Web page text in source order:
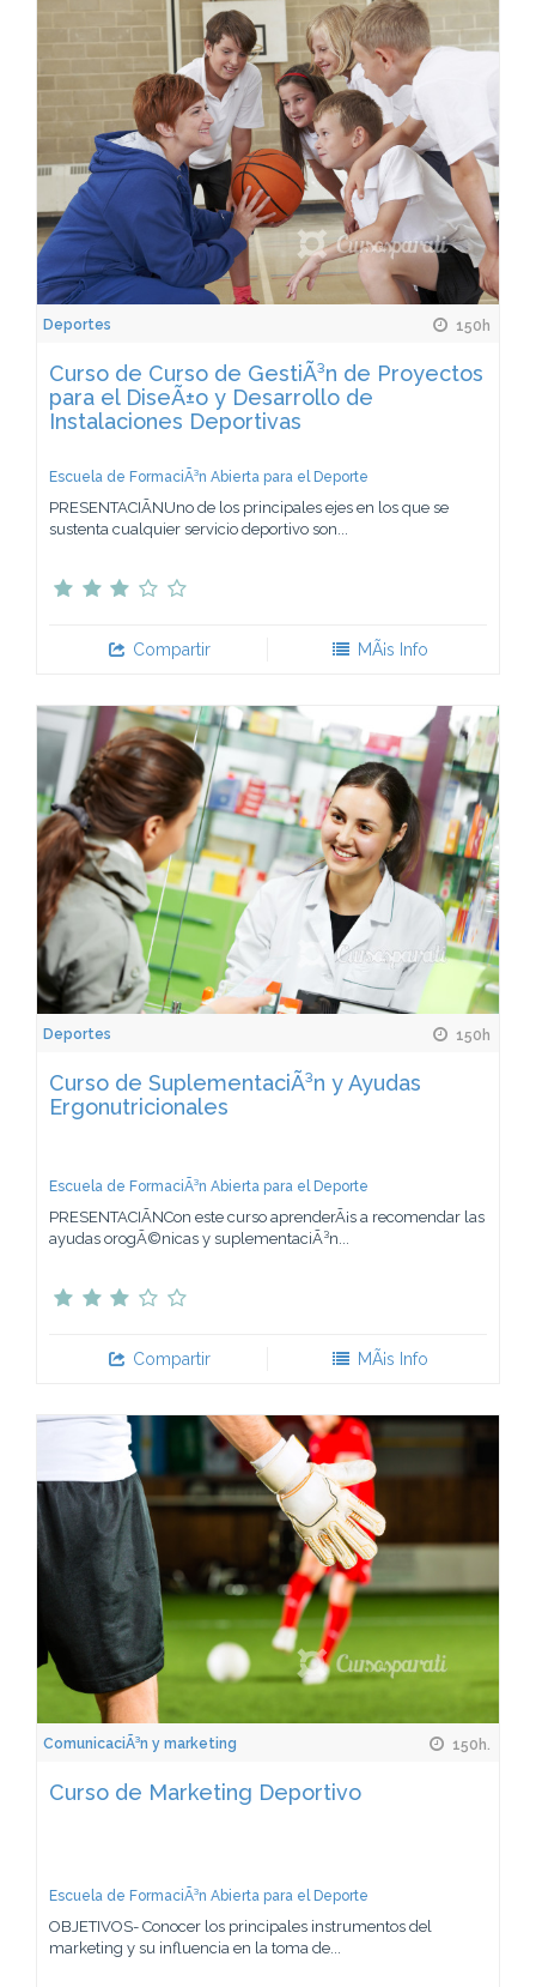
Deportes 150h
Curso de Curso de GestiÃ³n de Proyectos
para el DiseÃ±o y Desarrollo de
Instalaciones Deportivas
Escuela de FormaciÃ³n Abierta para el Deporte
PRESENTACIÃNUno de los principales ejes en los que se
sustenta cualquier servicio deportivo son...
Compartir MÃ¡s Info
Deportes 150h
Curso de SuplementaciÃ³n y Ayudas
Ergonutricionales
Escuela de FormaciÃ³n Abierta para el Deporte
PRESENTACIÃNCon este curso aprenderÃ¡s a recomendar las
ayudas orogÃ©nicas y suplementaciÃ³n...
Compartir MÃ¡s Info
ComunicaciÃ³n y marketing 150h.
Curso de Marketing Deportivo
Escuela de FormaciÃ³n Abierta para el Deporte
OBJETIVOS- Conocer los principales instrumentos del
marketing y su influencia en la toma de...